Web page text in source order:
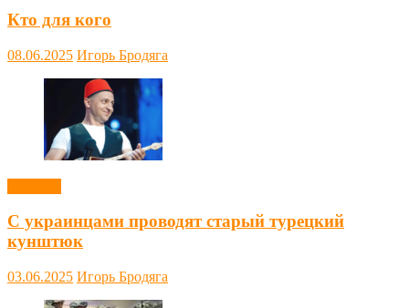
Кто для кого
08.06.2025 Игорь Бродяга
С украинцами проводят старый турецкий
кунштюк
03.06.2025 Игорь Бродяга